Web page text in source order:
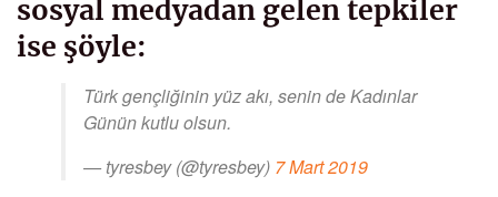
sosyal medyadan gelen tepkiler
ise şöyle:
Türk gençliğinin yüz akı, senin de Kadınlar
Günün kutlu olsun.
— tyresbey (@tyresbey) 7 Mart 2019